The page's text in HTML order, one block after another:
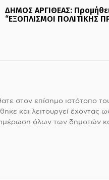
ΔΗΜΟΣ ΑΡΓΙΘΕΑΣ:
“ΕΞΟΠΛΙΣΜΟΙ ΠΟΛΙΤΙΚΗΣ
στον επίσημο ιστότοπο
και λειτουργεί έχοντας
όλων των δημοτών